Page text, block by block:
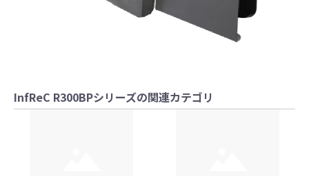
InfReC R300BPシリーズの関連カテゴリ